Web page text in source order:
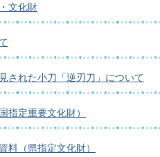
文化財
された小刀「逆刃刀」について
指定重要文化財）
料（県指定文化財）